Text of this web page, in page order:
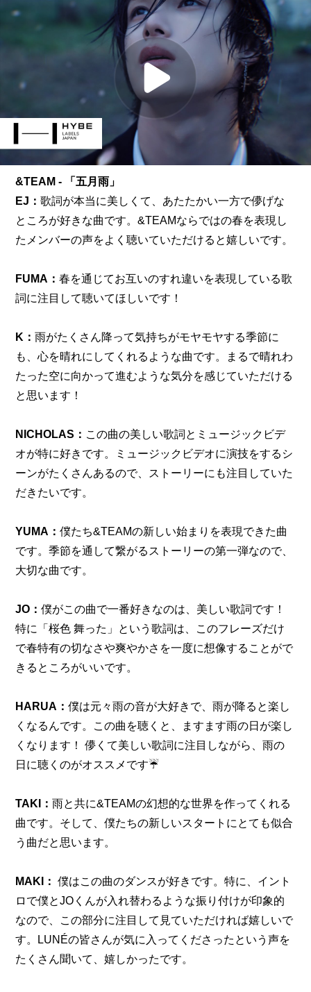
&TEAM - 「五月雨」
EJ：歌詞が本当に美しくて、あたたかい一方で儚げな
ところが好きな曲です。&TEAMならではの春を表現し
たメンバーの声をよく聴いていただけると嬉しいです。
FUMA：春を通じてお互いのすれ違いを表現している歌
詞に注目して聴いてほしいです！
K：雨がたくさん降って気持ちがモヤモヤする季節に
も、心を晴れにしてくれるような曲です。まるで晴れわ
たった空に向かって進むような気分を感じていただける
と思います！
NICHOLAS： この曲の美しい歌詞とミュージックビデ
オが特に好きです。ミュージックビデオに演技をするシ
ーンがたくさんあるので、ストーリーにも注目していた
だきたいです。
YUMA：僕たち&TEAMの新しい始まりを表現できた曲
です。季節を通して繋がるストーリーの第一弾なので、
大切な曲です。
JO：僕がこの曲で一番好きなのは、美しい歌詞です！
特に「桜色 舞った」という歌詞は、このフレーズだけ
で春特有の切なさや爽やかさを一度に想像することがで
きるところがいいです。
HARUA：僕は元々雨の音が大好きで、雨が降ると楽し
くなるんです。この曲を聴くと、ますます雨の日が楽し
くなります！ 儚くて美しい歌詞に注目しながら、雨の
日に聴くのがオススメです☔️
TAKI：雨と共に&TEAMの幻想的な世界を作ってくれる
曲です。そして、僕たちの新しいスタートにとても似合
う曲だと思います。
MAKI： 僕はこの曲のダンスが好きです。特に、イント
ロで僕とJOくんが入れ替わるような振り付けが印象的
なので、この部分に注目して見ていただければ嬉しいで
す。LUNÉの皆さんが気に入ってくださったという声を
たくさん聞いて、嬉しかったです。